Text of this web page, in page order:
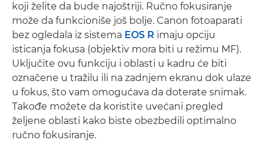
koji želite da bude najoštriji. Ručno fokusiranje
može da funkcioniše još bolje. Canon fotoaparati
bez ogledala iz sistema EOS R imaju opciju
isticanja fokusa (objektiv mora biti u režimu MF).
Uključite ovu funkciju i oblasti u kadru će biti
označene u tražilu ili na zadnjem ekranu dok ulaze
u fokus, što vam omogućava da doterate snimak.
Takođe možete da koristite uvećani pregled
željene oblasti kako biste obezbedili optimalno
ručno fokusiranje.